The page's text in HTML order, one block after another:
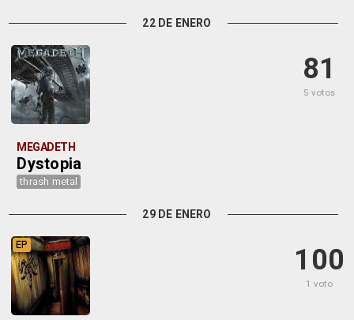
22 DE ENERO
81
5 votos
MEGADETH
Dystopia
thrash metal
29 DE ENERO
100
1 voto
EP